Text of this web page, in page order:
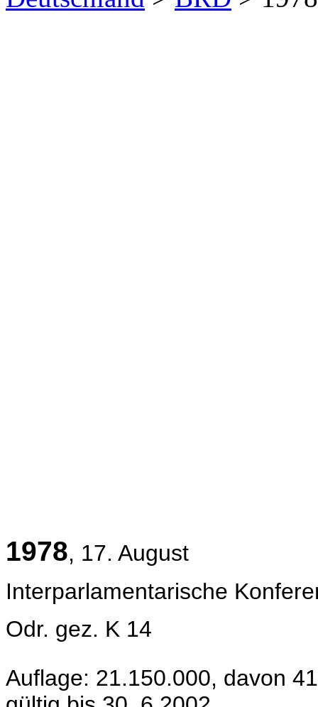
1978, 17. August
Interparlamentarische
Odr. gez. K 14
Auflage: 21.150.000, davon